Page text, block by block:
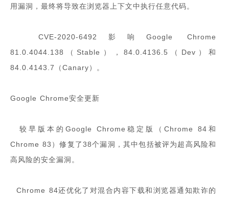
用漏洞，最终将导致在浏览器上下文中执行任意代码。
CVE-2020-6492影响Google Chrome
81.0.4044.138（Stable），84.0.4136.5（Dev）和
84.0.4143.7（Canary）。
Google Chrome安全更新
较早版本的Google Chrome稳定版（Chrome 84和
Chrome 83）修复了38个漏洞，其中包括被评为超高风险和
高风险的安全漏洞。
Chrome 84还优化了对混合内容下载和浏览器通知欺诈的